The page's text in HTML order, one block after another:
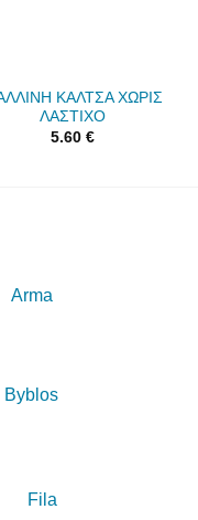
ΚΑΛΤΣΑ ΧΩΡΙΣ
ΛΑΣΤΙΧΟ
5.60 €